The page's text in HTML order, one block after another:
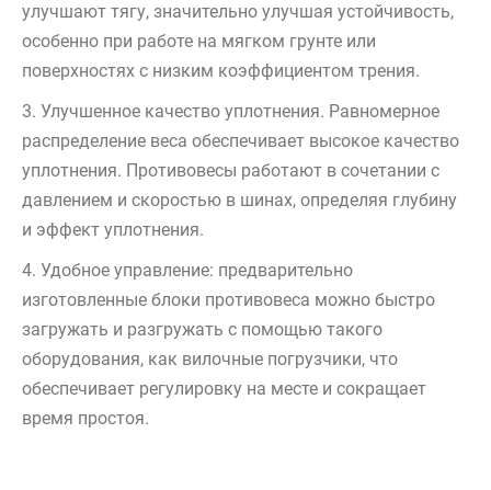
улучшают тягу, значительно улучшая устойчивость,
особенно при работе на мягком грунте или
поверхностях с низким коэффициентом трения.
3. Улучшенное качество уплотнения. Равномерное
распределение веса обеспечивает высокое качество
уплотнения. Противовесы работают в сочетании с
давлением и скоростью в шинах, определяя глубину
и эффект уплотнения.
4. Удобное управление: предварительно
изготовленные блоки противовеса можно быстро
загружать и разгружать с помощью такого
оборудования, как вилочные погрузчики, что
обеспечивает регулировку на месте и сокращает
время простоя.